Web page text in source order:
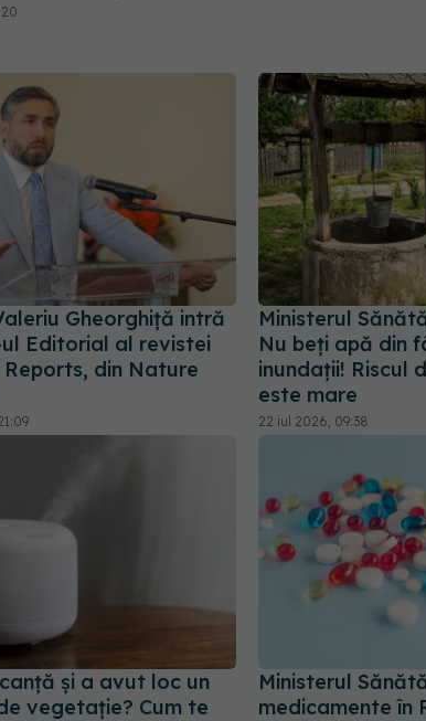
Gheorghiță intră
Editorial al revistei
din Nature
Ministerul
Nu beți apă din
inundații! Riscul
este mare
22 iul 2026, 09:38
și a avut loc un
vegetație? Cum te
Ministerul
medicamente în